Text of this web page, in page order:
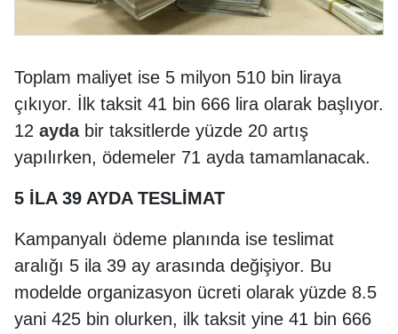
Toplam maliyet ise 5 milyon 510 bin liraya
çıkıyor. İlk taksit 41 bin 666 lira olarak başlıyor.
12 aydabir taksitlerde yüzde 20 artış
yapılırken, ödemeler 71 ayda tamamlanacak.
5 İLA 39 AYDA TESLİMAT
Kampanyalı ödeme planında ise teslimat
aralığı 5 ila 39 ay arasında değişiyor. Bu
modelde organizasyon ücreti olarak yüzde 8.5
yani 425 bin olurken, ilk taksit yine 41 bin 666